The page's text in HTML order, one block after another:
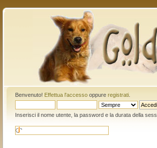
Benvenuto! Effettua l'accessooppure registrati.
Inserisci il nome utente, la password e la durata della